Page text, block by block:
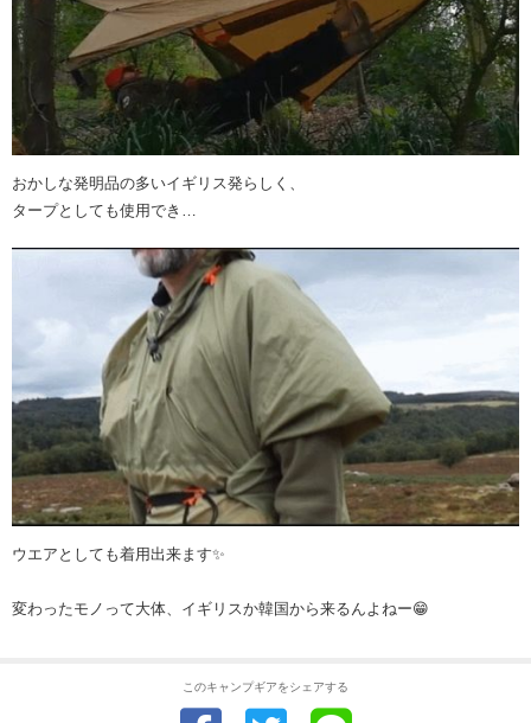
おかしな発明品の多いイギリス発らしく、
タープとしても使用でき…
ウエアとしても着用出来ます✨
変わったモノって大体、イギリスか韓国から来るんよねー😁
このキャンプギアをシェアする